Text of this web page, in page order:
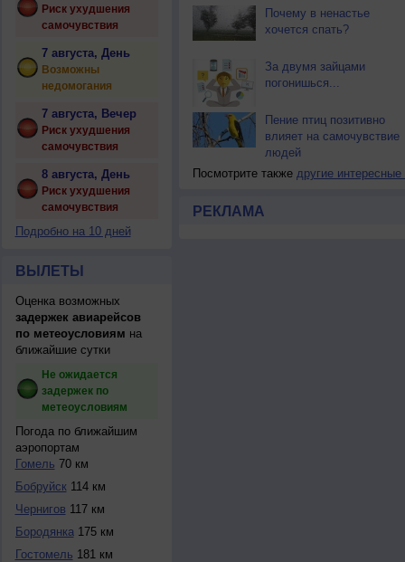
Риск ухудшения
самочувствия
7 августа, День
Возможны
недомогания
7 августа, Вечер
Риск ухудшения
самочувствия
8 августа, День
Риск ухудшения
самочувствия
Подробно на 10 дней
ВЫЛЕТЫ
Оценка возможных
задержек авиарейсов
по метеоусловиям на
ближайшие сутки
Не ожидается
задержек по
метеоусловиям
Погода по ближайшим
аэропортам
Гомель 70 км
Бобруйск114 км
Чернигов 117 км
Бородянка175 км
Гостомель 181 км
Почему в ненастье
хочется спать?
За двумя зайцами
погонишься...
Пение птиц позитивно
влияет на самочувствие
людей
Посмотрите также другие интересные
РЕКЛАМА